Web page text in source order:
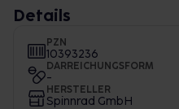
Details
PZN
10393236
DARREICHUNGSFORM
-
HERSTELLER
Spinnrad GmbH